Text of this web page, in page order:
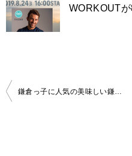
WORKOUT
投
稿
鎌倉っ子に人気の美味しい鎌倉を巡る日帰りデートプラン